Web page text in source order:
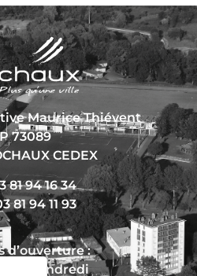
Maurice Thiévent
73089
CEDEX
81 94 16 34
81 94 11 93
d’ouverture :
au vendredi